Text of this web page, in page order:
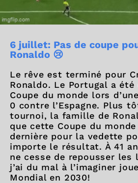
6 juillet: Pas de coupe
Ronaldo 😢
Le rêve est terminé pour
Ronaldo. Le Portugal a
Coupe du monde lors
0 contre l’Espagne. Plus
tournoi, la famille de
que cette Coupe du
dernière pour la vedette
importe le résultat. À 41
ne cesse de repousser les
j’ai du mal à l’imaginer
Mondial en 2030!